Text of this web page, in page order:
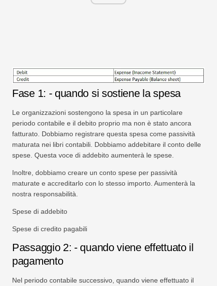
Fase 1: - quando si sostiene la spesa
Le organizzazioni sostengono la spesa in un particolare
periodo contabile e il debito proprio ma non è stato ancora
fatturato. Dobbiamo registrare questa spesa come passività
maturata nei libri contabili. Dobbiamo addebitare il conto delle
spese. Questa voce di addebito aumenterà le spese.
Inoltre, dobbiamo creare un conto spese per passività
maturate e accreditarlo con lo stesso importo. Aumenterà la
nostra responsabilità.
Spese di addebito
Spese di credito pagabili
Passaggio 2: - quando viene effettuato il
pagamento
Nel periodo contabile successivo, quando viene effettuato il